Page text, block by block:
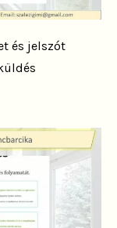
és jelszót